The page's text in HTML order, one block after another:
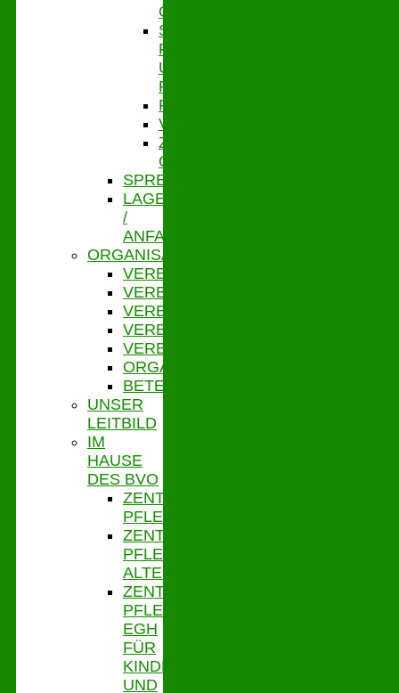
ÖFFENTLICHKEITSARBEIT
STABSSTELLE
FÖRDER-
UND
PROJEKTMANAGEMENT
PERSONAL
VERBANDSSTEUERUNG
ZENTRALES
QUALITÄTSMANAGEMENT
SPRECHZEITEN
LAGE
/
ANFAHRT
ORGANISATION
VERBANDSVORSITZ
VERBANDSGESCHÄFTSFÜHRUNG
VERBANDSVERSAMMLUNG
VERBANDSAUSSCHUSS
VERBANDSORDNUNG
ORGANIGRAMM
BETEILIGUNGEN
UNSER
LEITBILD
IM
HAUSE
DES BVO
ZENTRALE
PFLEGESATZSTELLE
ZENTRALE
PFLEGESATZSTELLE
ALTENHILFE
ZENTRALE
PFLEGESATZSTELLE
EGH
FÜR
KINDER
UND